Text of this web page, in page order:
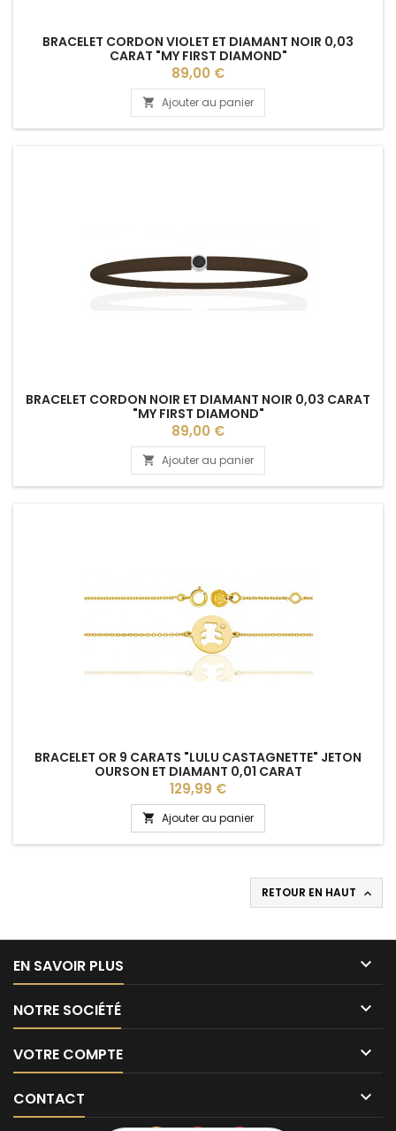
BRACELET CORDON VIOLET ET DIAMANT NOIR 0,03
CARAT "MY FIRST DIAMOND"
Prix
89,00 €
 Ajouter au panier
BRACELET CORDON NOIR ET DIAMANT NOIR 0,03 CARAT
"MY FIRST DIAMOND"
Prix
89,00 €
 Ajouter au panier
BRACELET OR 9 CARATS "LULU CASTAGNETTE" JETON
OURSON ET DIAMANT 0,01 CARAT
Prix
129,99 €
 Ajouter au panier
RETOUR EN HAUT 
EN SAVOIR PLUS 
NOTRE SOCIÉTÉ 
VOTRE COMPTE 
CONTACT 